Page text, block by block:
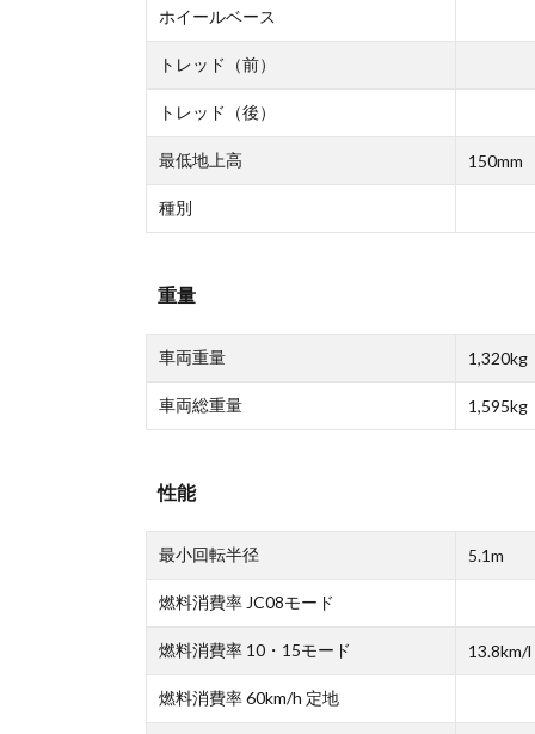
ホイールベース
トレッド（前）
トレッド（後）
最低地上高 150mm
種別
重量
車両重量 1,320kg
車両総重量 1,595kg
性能
最小回転半径 5.1m
燃料消費率 JC08モード
燃料消費率 10・15モード 13.8km/l
燃料消費率 60km/h 定地